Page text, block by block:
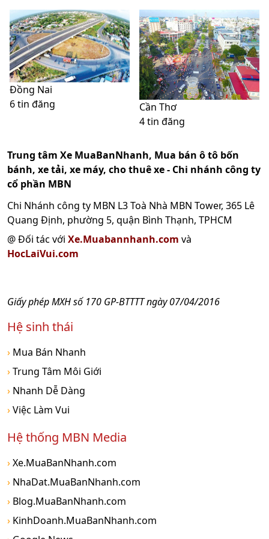
Đồng Nai
6 tin đăng
Cần Thơ
4 tin đăng
Trung tâm Xe MuaBanNhanh, Mua bán ô tô bốn
bánh, xe tải, xe máy, cho thuê xe - Chi nhánh công ty
cổ phần MBN
Chi Nhánh công ty MBN L3 Toà Nhà MBN Tower, 365 Lê
Quang Định, phường 5, quận Bình Thạnh, TPHCM
@ Đối tác với Xe.Muabannhanh.com và
HocLaiVui.com
Giấy phép MXH số 170 GP-BTTTT ngày 07/04/2016
Hệ sinh thái
› Mua Bán Nhanh
›Trung Tâm Môi Giới
› Nhanh Dễ Dàng
›Việc Làm Vui
Hệ thống MBN Media
›Xe.MuaBanNhanh.com
› NhaDat.MuaBanNhanh.com
› Blog.MuaBanNhanh.com
› KinhDoanh.MuaBanNhanh.com